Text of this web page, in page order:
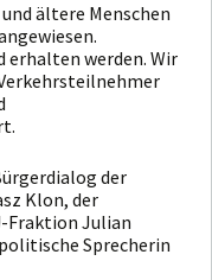
ältere Menschen
erhalten werden. Wir
der
Klon, der
Fraktion Julian
Sprecherin